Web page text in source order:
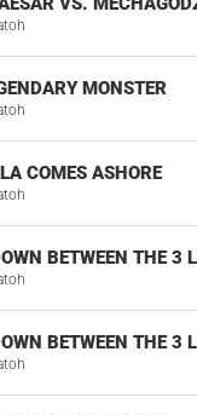
MONSTER
COMES ASHORE
BETWEEN THE 3
BETWEEN THE 3